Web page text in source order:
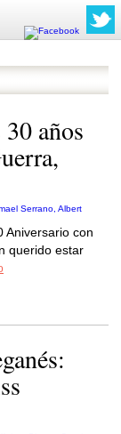
años
Aniversario con
querido estar